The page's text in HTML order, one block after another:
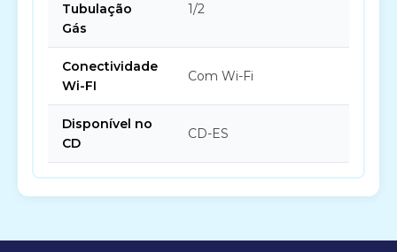
Tubulação
Gás
1/2
Conectividade
Wi-FI
Com Wi-Fi
Disponível no
CD
CD-ES